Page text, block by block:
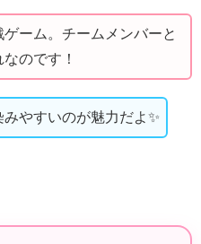
ーム。チームメンバーと
のです！
やすいのが魅力だよ✨